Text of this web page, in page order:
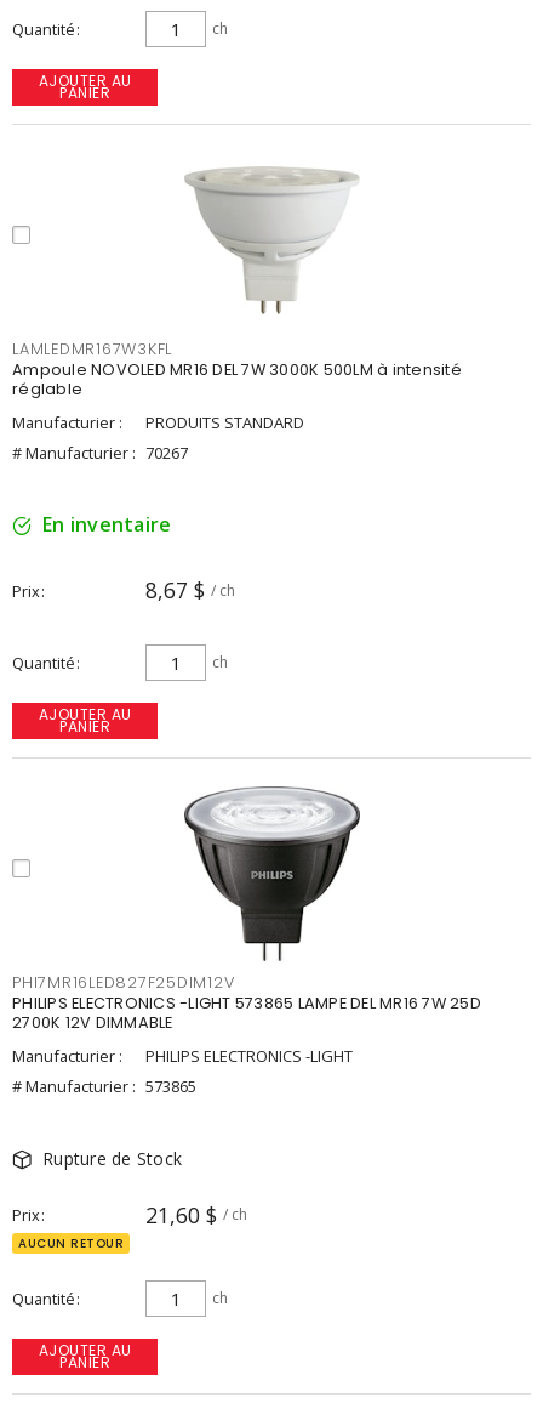
Quantité ch
AJOUTER AU
PANIER
LAMLEDMR167W3KFL
Ampoule NOVOLED MR16 DEL 7W 3000K 500LM à intensité
réglable
Manufacturier :
PRODUITS STANDARD
# Manufacturier : 70267
En inventaire
Prix 8,67 $ / ch
Quantité ch
AJOUTER AU
PANIER
PHI7MR16LED827F25DIM12V
PHILIPS ELECTRONICS -LIGHT 573865 LAMPE DEL MR16 7W 25D
2700K 12V DIMMABLE
Manufacturier :
PHILIPS ELECTRONICS -LIGHT
# Manufacturier : 573865
Rupture de Stock
Prix 21,60 $ / ch
AUCUN RETOUR
Quantité ch
AJOUTER AU
PANIER